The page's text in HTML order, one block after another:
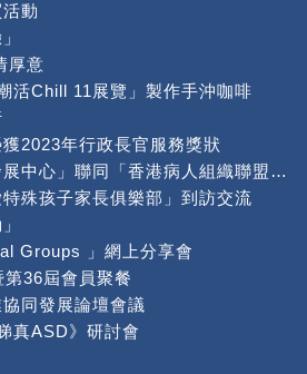
動
厚意
活Chill 11展覽」製作手沖咖啡
2023年行政長官服務獎狀
熱烈歡迎「病人互助發展中心」聯同「香港病人組織聯盟」到本中心交流
殊孩子家長俱樂部」到訪交流
Groups 」網上分享會
36屆會員聚餐
同發展論壇會議
真ASD》研討會